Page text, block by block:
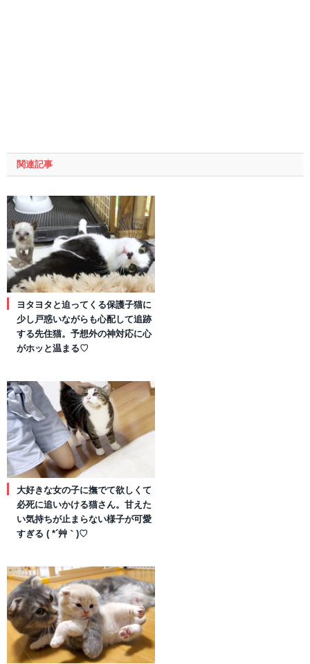
関連記事
ヨタヨタと迫ってくる保護子猫に
少し戸惑いながらも心配して追跡
する先住猫。予想外の神対応に心
がホッと温まる♡
大好きな女の子に撫でて欲しくて
必死に追いかける猫さん。甘えた
い気持ちが止まらない様子が可愛
すぎる ( *´艸｀)♡